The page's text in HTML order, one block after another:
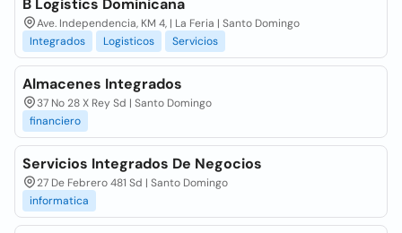
B Logistics Dominicana
Ave. Independencia, KM 4, | La Feria | Santo Domingo
Integrados
Logisticos Servicios
Almacenes Integrados
37 No 28 X Rey Sd | Santo Domingo
financiero
Servicios Integrados De Negocios
27 De Febrero 481 Sd | Santo Domingo
informatica